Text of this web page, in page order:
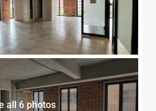
all 6 photos